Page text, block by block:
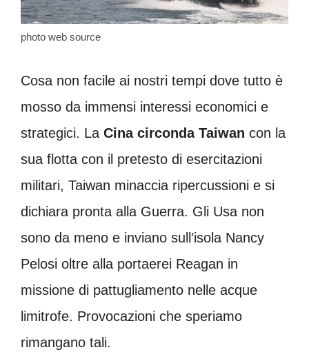
photo web source
Cosa non facile ai nostri tempi dove tutto è
mosso da immensi interessi economici e
strategici. La Cina circonda Taiwan con la
sua flotta con il pretesto di esercitazioni
militari, Taiwan minaccia ripercussioni e si
dichiara pronta alla Guerra. Gli Usa non
sono da meno e inviano sull’isola Nancy
Pelosi oltre alla portaerei Reagan in
missione di pattugliamento nelle acque
limitrofe. Provocazioni che speriamo
rimangano tali.